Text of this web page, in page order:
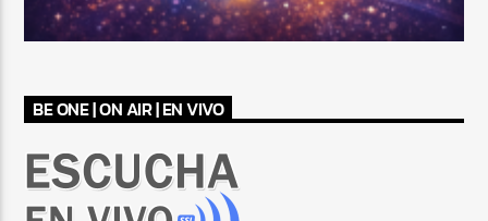
BE ONE | ON AIR | EN VIVO